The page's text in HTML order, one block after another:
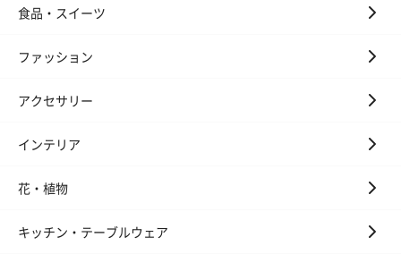
食品・スイーツ
ファッション
アクセサリー
インテリア
花・植物
キッチン・テーブルウェア